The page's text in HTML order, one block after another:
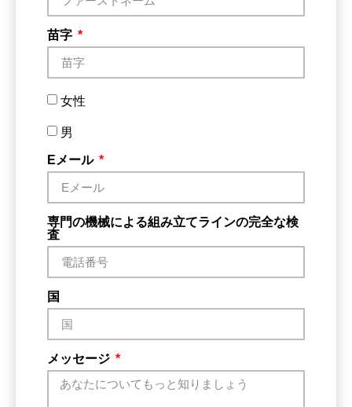
苗字
女性
男
Eメール
専門の機械による組み立てラインの完全な検
査
国
メッセージ